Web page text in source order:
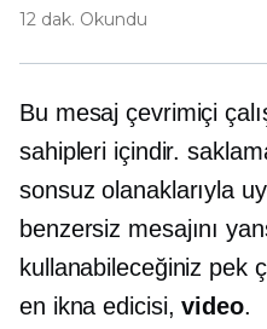
12 dak. Okundu
Bu mesaj çevrimiçi
sahipleri içindir.
sonsuz olanaklarıyla
benzersiz mesajını
kullanabileceğiniz pek
en ikna edicisi,video.